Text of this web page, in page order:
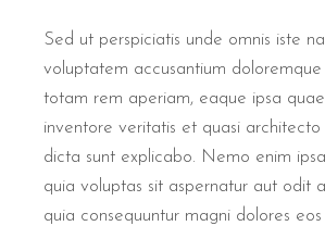
Sed ut perspiciatis unde omnis iste
voluptatem accusantium doloremque
totam rem aperiam, eaque ipsa
inventore veritatis et quasi
dicta sunt explicabo. Nemo enim
quia voluptas sit aspernatur aut odit
quia consequuntur magni dolores